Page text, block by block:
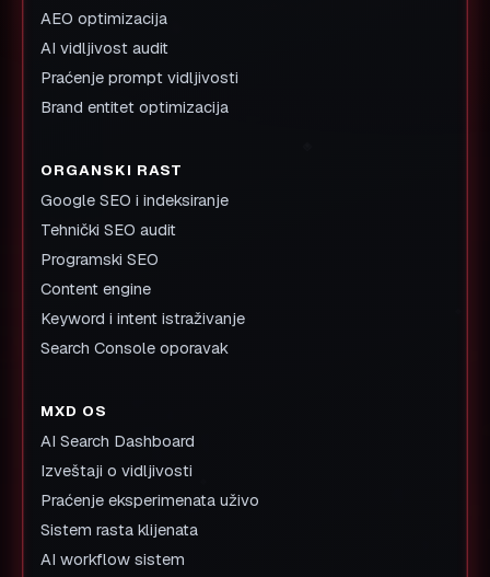
AEO optimizacija
AI vidljivost audit
Praćenje prompt vidljivosti
Brand entitet optimizacija
ORGANSKI RAST
Google SEO i indeksiranje
Tehnički SEO audit
Programski SEO
Content engine
Keyword i intent istraživanje
Search Console oporavak
MXD OS
AI Search Dashboard
Izveštaji o vidljivosti
Praćenje eksperimenata uživo
Sistem rasta klijenata
AI workflow sistem